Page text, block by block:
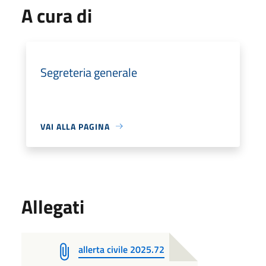
A cura di
Segreteria generale
VAI ALLA PAGINA
Allegati
allerta civile 2025.72